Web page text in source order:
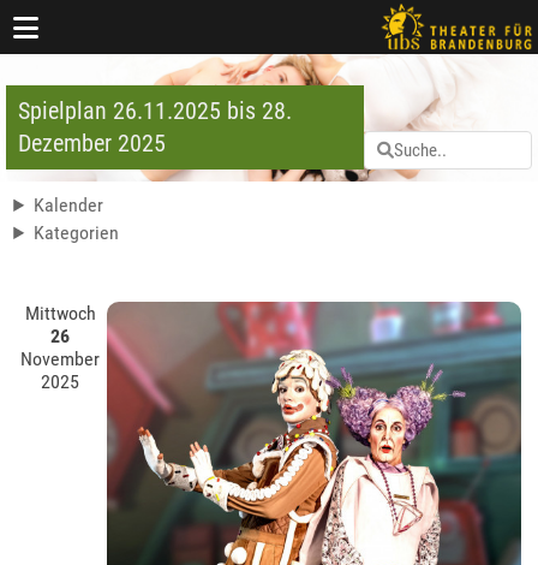
Spielplan 26.11.2025 bis 28.
Dezember 2025
Kalender
Kategorien
Mittwoch
26
November
2025